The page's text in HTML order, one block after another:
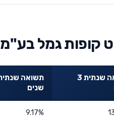
קופות גמל בע"מ
תשואה שנתית 3
שנים
9.17%